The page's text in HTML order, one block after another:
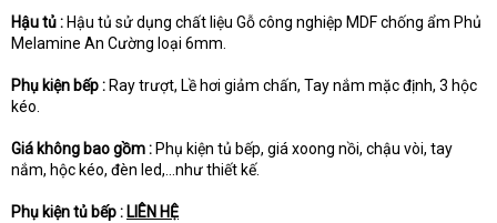
Hậu tủ : Hậu tủ sử dụng chất liệu Gỗ công nghiệp MDF chống ẩm Phủ
Melamine An Cường loại 6mm.
Phụ kiện bếp : Ray trượt, Lề hơi giảm chấn, Tay nắm mặc định, 3 hộc
kéo.
Giá không bao gồm : Phụ kiện tủ bếp, giá xoong nồi, chậu vòi, tay
nắm, hộc kéo, đèn led,...như thiết kế.
Phụ kiện tủ bếp : LIÊN HỆ